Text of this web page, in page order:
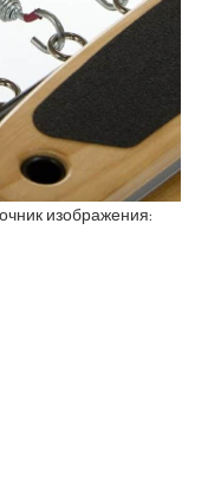
изображения: